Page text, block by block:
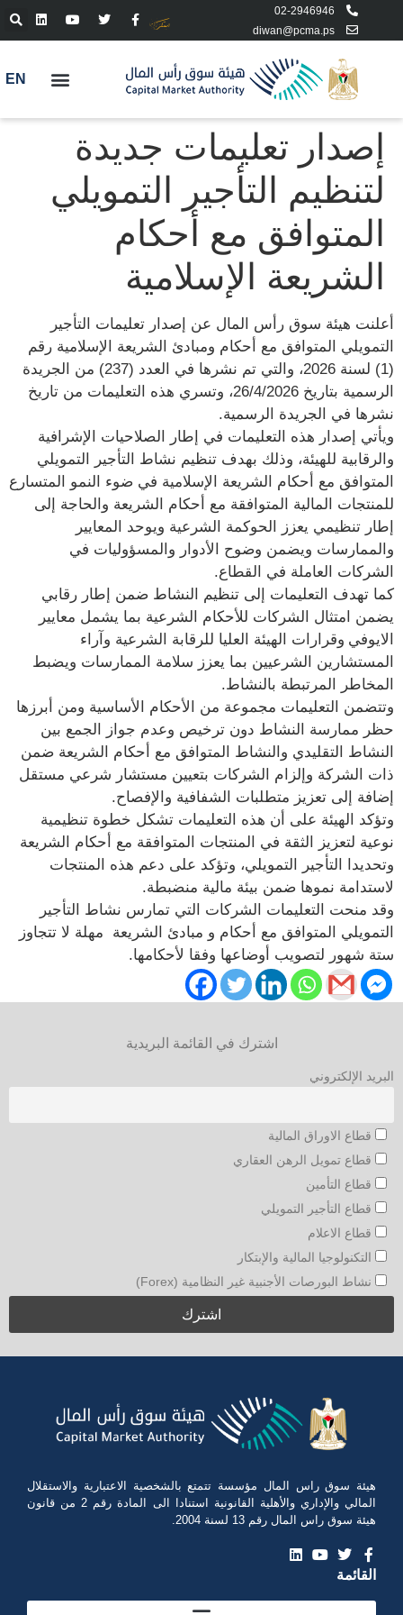
02-2946946
diwan@pcma.ps
EN
إصدار تعليمات جديدة
لتنظيم التأجير التمويلي
المتوافق مع أحكام
الشريعة الإسلامية
أعلنت هيئة سوق رأس المال عن إصدار تعليمات التأجير
التمويلي المتوافق مع أحكام ومبادئ الشريعة الإسلامية رقم
(1) لسنة 2026
، والتي تم نشرها في العدد (237) من الجريدة
الرسمية بتاريخ 26/4/2026، وتسري هذه التعليمات من تاريخ
نشرها في الجريدة الرسمية.
ويأتي إصدار هذه التعليمات في إطار الصلاحيات الإشرافية
والرقابية للهيئة، وذلك بهدف تنظيم نشاط التأجير التمويلي
المتوافق مع أحكام الشريعة الإسلامية في ضوء النمو المتسارع
للمنتجات المالية المتوافقة مع أحكام الشريعة والحاجة إلى
إطار تنظيمي يعزز الحوكمة الشرعية ويوحد المعايير
والممارسات ويضمن وضوح الأدوار والمسؤوليات في
الشركات العاملة في القطاع.
كما تهدف التعليمات إلى تنظيم النشاط ضمن إطار رقابي
يضمن امتثال الشركات للأحكام الشرعية بما يشمل معايير
الايوفي وقرارات الهيئة العليا للرقابة الشرعية وآراء
المستشارين الشرعيين بما يعزز سلامة الممارسات ويضبط
المخاطر المرتبطة بالنشاط.
وتتضمن التعليمات مجموعة من الأحكام الأساسية ومن أبرزها
حظر ممارسة النشاط دون ترخيص وعدم جواز الجمع بين
النشاط التقليدي والنشاط المتوافق مع أحكام الشريعة ضمن
ذات الشركة وإلزام الشركات بتعيين مستشار شرعي مستقل
إضافة إلى تعزيز متطلبات الشفافية والإفصاح.
وتؤكد الهيئة على أن هذه التعليمات تشكل خطوة تنظيمية
نوعية لتعزيز الثقة في المنتجات المتوافقة مع أحكام الشريعة
وتحديدا التأجير التمويلي، وتؤكد على دعم هذه المنتجات
لاستدامة نموها ضمن بيئة مالية منضبطة.
وقد منحت التعليمات الشركات التي تمارس نشاط التأجير
التمويلي المتوافق مع أحكام و مبادئ الشريعة مهلة لا تتجاوز
ستة شهور لتصويب أوضاعها وفقا لأحكامها.
اشترك في القائمة البريدية
البريد الإلكتروني
قطاع الاوراق المالية
قطاع تمويل الرهن العقاري
قطاع التأمين
قطاع التأجير التمويلي
قطاع الاعلام
التكنولوجيا المالية والإبتكار
نشاط البورصات الأجنبية غير النظامية (Forex)
هيئة سوق راس المال مؤسسة تتمتع بالشخصية الاعتبارية والاستقلال
المالي والإداري والأهلية القانونية استنادا الى المادة رقم 2 من قانون
هيئة سوق راس المال رقم 13 لسنة 2004.
القائمة